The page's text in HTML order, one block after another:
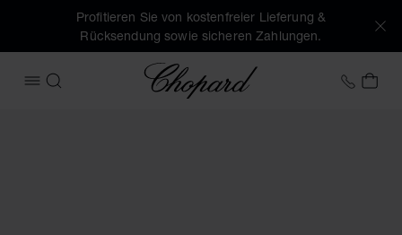
Profitieren Sie von kostenfreier Lieferung &
Rücksendung sowie sicheren Zahlungen.
MENÜ ÖFFNEN
SUCHEN
Chopard +43